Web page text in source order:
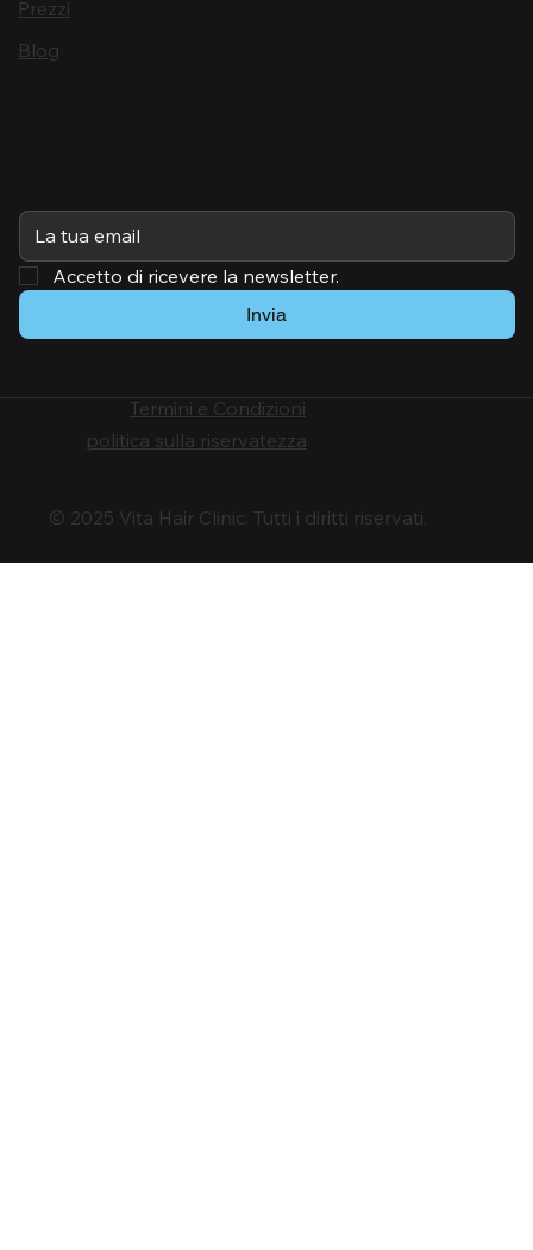
Prezzi
Blog
Accetto di ricevere la newsletter.
Invia
© 2025 Vita Hair Clinic. Tutti i diritti riservati.
Termini e Condizioni
politica sulla riservatezza